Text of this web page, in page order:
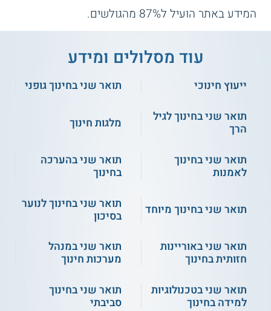
המידע באתר הועיל ל87% מהגולשים.
עוד מסלולים ומידע
ייעוץ חינוכי
תואר שני בחינוך גופני
תואר שני בחינוך לגיל
הרך
מלגות חינוך
תואר שני בחינוך
לאמנות
תואר שני בהערכה
בחינוך
תואר שני בחינוך מיוחד
תואר שני בחינוך לנוער
בסיכון
תואר שני באוריינות
חזותית בחינוך
תואר שני במנהל
מערכות חינוך
תואר שני בטכנולוגיות
למידה בחינוך
תואר שני בחינוך
סביבתי